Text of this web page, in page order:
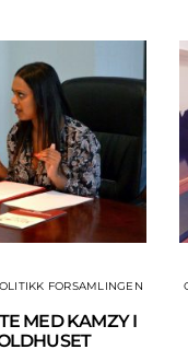
FORSAMLINGEN
MED KAMZY I